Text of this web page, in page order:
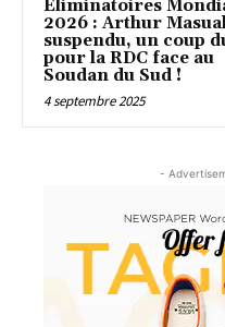
Éliminatoires
2026 : Arthur
suspendu, un coup
pour la RDC face au
Soudan du Sud !
4 septembre 2025
-